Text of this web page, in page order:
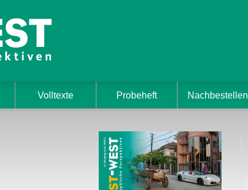
Volltexte Probeheft Nachbestellen